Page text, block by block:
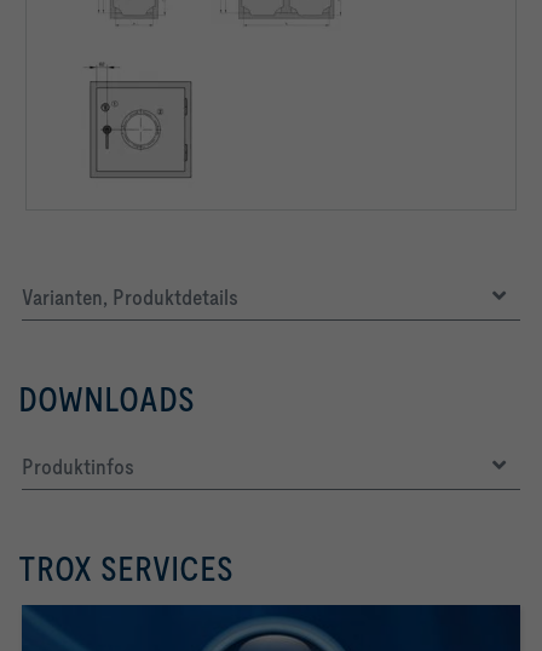
Varianten, Produktdetails
DOWNLOADS
Produktinfos
TROX SERVICES